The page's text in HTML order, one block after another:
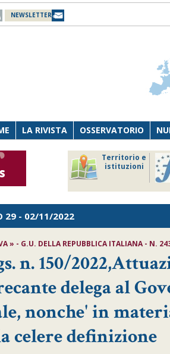
NEWSLETTER
LA RIVISTA OSSERVATORIO
Territorio e
istituzioni
29 - 02/11/2022
» - G.U. DELLA REPUBBLICA ITALIANA - N.
n. 150/
delega al
nonche' in
celere definizione